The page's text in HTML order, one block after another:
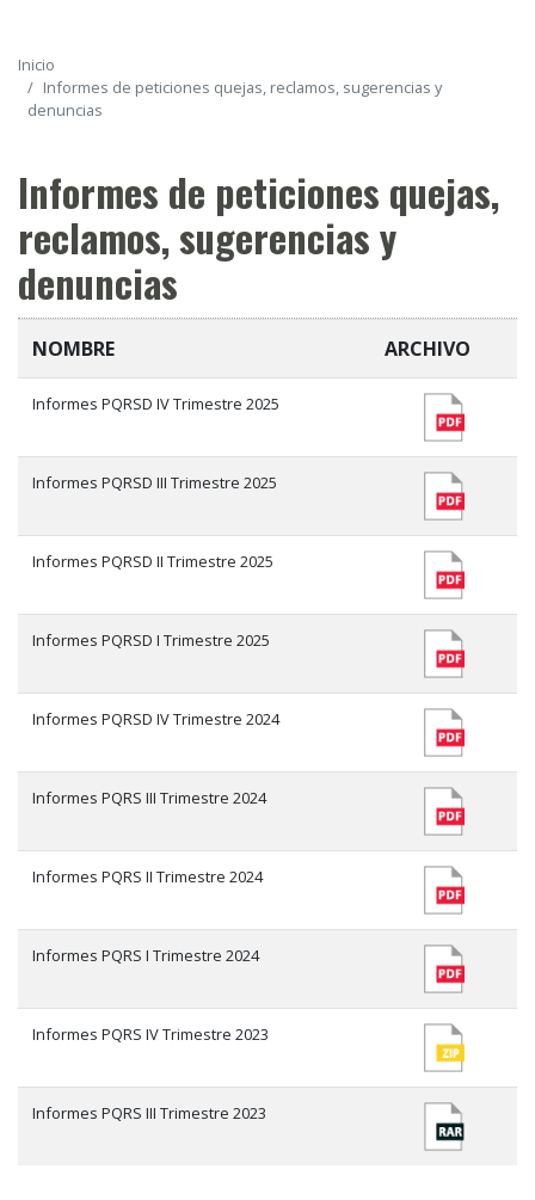
Inicio
Informes de peticiones quejas, reclamos, sugerencias y
denuncias
Informes de peticiones quejas,
reclamos, sugerencias y
denuncias
NOMBRE ARCHIVO
Informes PQRSD IV Trimestre 2025
Informes PQRSD III Trimestre 2025
Informes PQRSD II Trimestre 2025
Informes PQRSD I Trimestre 2025
Informes PQRSD IV Trimestre 2024
Informes PQRS III Trimestre 2024
Informes PQRS II Trimestre 2024
Informes PQRS I Trimestre 2024
Informes PQRS IV Trimestre 2023
Informes PQRS III Trimestre 2023